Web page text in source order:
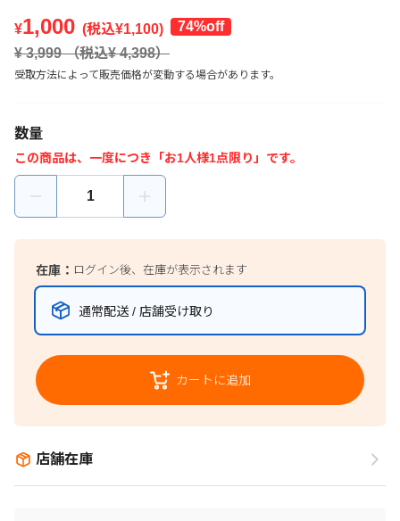
¥1,000 (税込¥1,100)
74%off
¥ 3,999（税込¥4,398）
受取方法によって販売価格が変動する場合があります。
数量
この商品は、一度につき「お1人様1点限り」です。
在庫： ログイン後、在庫が表示されます
通常配送 / 店舗受け取り
カートに追加
店舗在庫